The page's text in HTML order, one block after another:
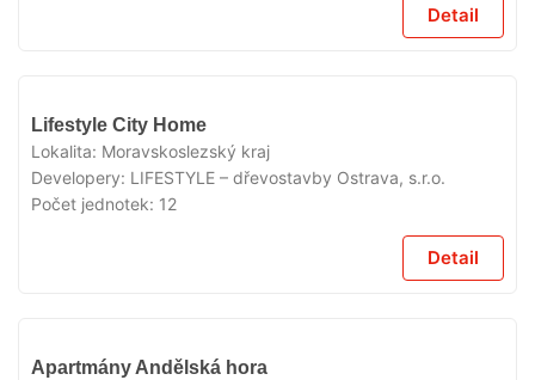
Detail
Lifestyle City Home
Lokalita: Moravskoslezský kraj
Developery: LIFESTYLE – dřevostavby Ostrava, s.r.o.
Počet jednotek: 12
Detail
Apartmány Andělská hora